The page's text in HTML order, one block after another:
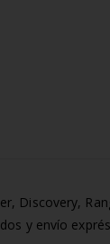
Discovery,
y envío